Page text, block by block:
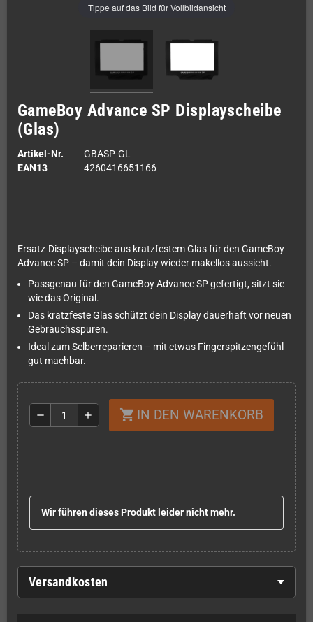
Tippe auf das Bild für Vollbildansicht
GameBoy Advance SP Displayscheibe
(Glas)
Artikel-Nr.
GBASP-GL
EAN13
4260416651166
Ersatz-Displayscheibe aus kratzfestem Glas für den GameBoy
Advance SP – damit dein Display wieder makellos aussieht.
Passgenau für den GameBoy Advance SP gefertigt, sitzt sie
wie das Original.
Das kratzfeste Glas schützt dein Display dauerhaft vor neuen
Gebrauchsspuren.
Ideal zum Selberreparieren – mit etwas Fingerspitzengefühl
gut machbar.
remove add shopping_cart IN DEN WARENKORB
Wir führen dieses Produkt leider nicht mehr.
Versandkosten